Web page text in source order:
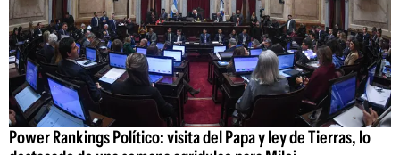
Power Rankings Político: visita del Papa y ley de Tierras, lo